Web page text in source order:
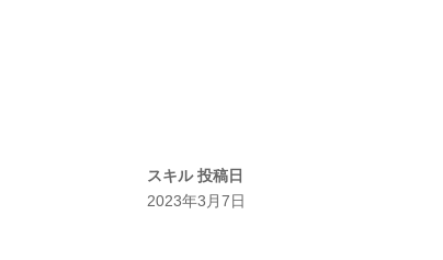
スキル 投稿日
2023年3月7日